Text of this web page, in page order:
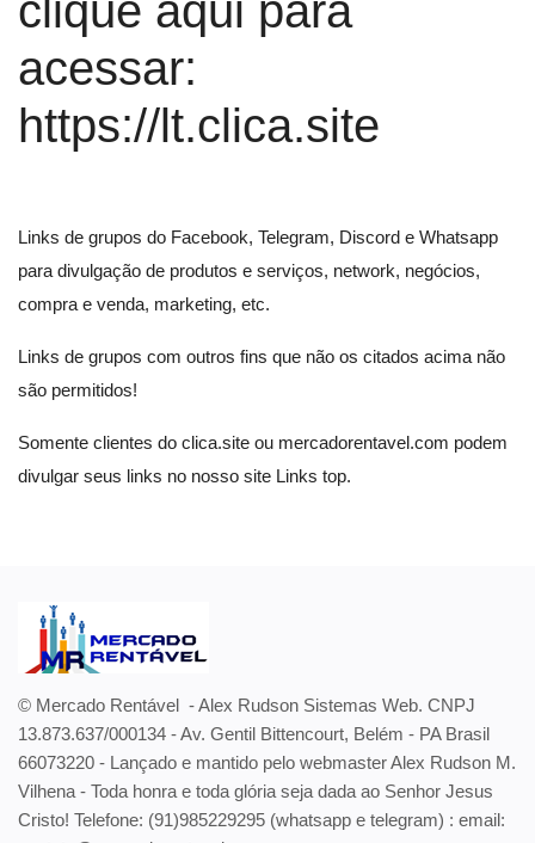
Registrar
clique aqui para
acessar:
https://lt.clica.site
Links de grupos do Facebook, Telegram, Discord e Whatsapp
para divulgação de produtos e serviços, network, negócios,
compra e venda, marketing, etc.
Links de grupos com outros fins que não os citados acima não
são permitidos!
Somente clientes do clica.site ou mercadorentavel.com podem
divulgar seus links no nosso site Links top.
© Mercado Rentável - Alex Rudson Sistemas Web. CNPJ
13.873.637/000134 - Av. Gentil Bittencourt, Belém - PA Brasil
66073220 - Lançado e mantido pelo webmaster Alex Rudson M.
Vilhena - Toda honra e toda glória seja dada ao Senhor Jesus
Cristo! Telefone: (91)985229295 (whatsapp e telegram) : email: